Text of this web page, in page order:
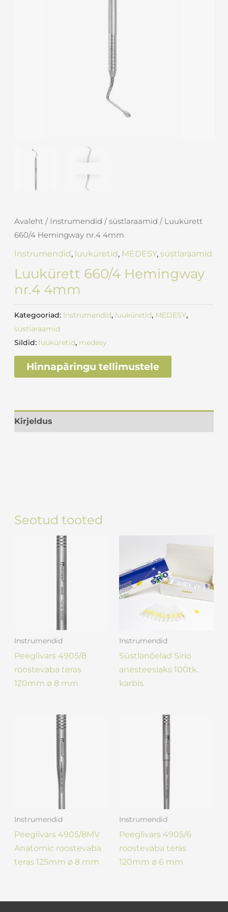
Avaleht / Instrumendid / süstlaraamid / Luukürett
660/4 Hemingway nr.4 4mm
Instrumendid, luuküretid, MEDESY, süstlaraamid
Luukürett 660/4 Hemingway
nr.4 4mm
Kategooriad: Instrumendid, luuküretid, MEDESY,
süstlaraamid
Sildid: luuküretid, medesy
Hinnapäringu tellimustele
Kirjeldus
Seotud tooted
Instrumendid
Peeglivars 4905/8
roostevaba teras
120mm ø 8 mm
Instrumendid
Süstlanõelad Sirio
anesteesiaks 100tk.
karbis
Instrumendid
Peeglivars 4905/8MV
Anatomic roostevaba
teras 125mm ø 8 mm
Instrumendid
Peeglivars 4905/6
roostevaba teras
120mm ø 6 mm